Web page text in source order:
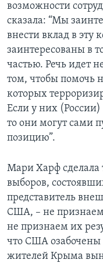
возможности
сказала: “Мы
внести вклад в
заинтересованы в
частью. Речь идет
том, чтобы помочь
которых
Если у них (России)
то они могут сами
позицию”.
Мари Харф сделала
выборов,
представитель
США, – не
не признаем их
что США
жителей Крыма